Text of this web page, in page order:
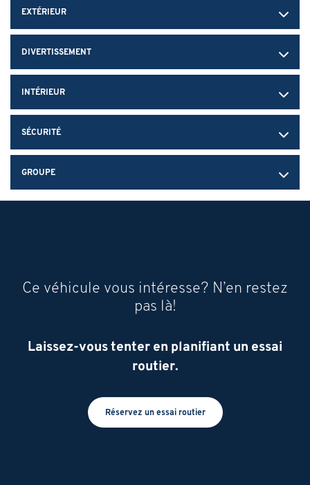
EXTÉRIEUR
DIVERTISSEMENT
INTÉRIEUR
SÉCURITÉ
GROUPE
Ce véhicule vous intéresse? N’en restez
pas là!
Laissez-vous tenter en planifiant un essai
routier.
Réservez un essai routier